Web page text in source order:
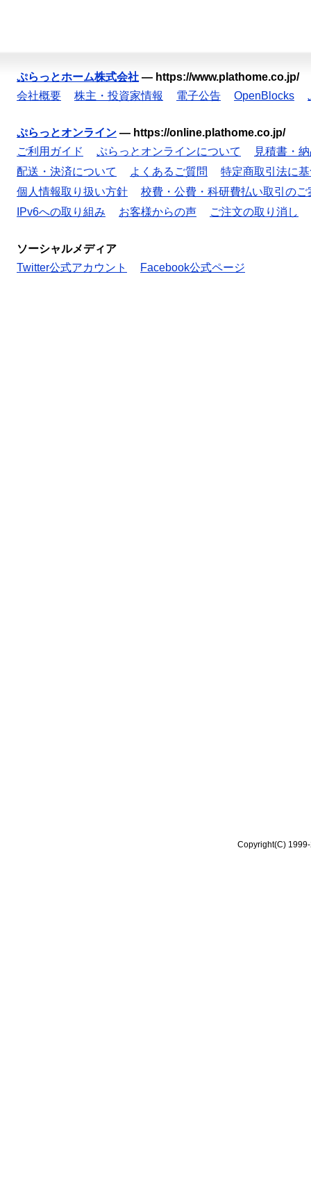
ぷらっとホーム株式会社 — https://www.plathome.co.jp/
会社概要
株主・投資家情報 電子公告 OpenBlocks
ぷらっとオンライン — https://online.plathome.co.jp/
ご利用ガイド
ぷらっとオンラインについて
見積書・
配送・決済について
よくあるご質問
特定商取引法に
個人情報取り扱い方針
校費・公費・科研費払い取引のご
IPv6への取り組み
お客様からの声 ご注文の取り消し
ソーシャルメディア
Twitter公式アカウント
Facebook公式ページ
Copyright(C)